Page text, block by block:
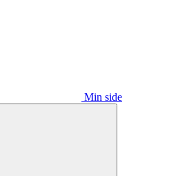
Min side